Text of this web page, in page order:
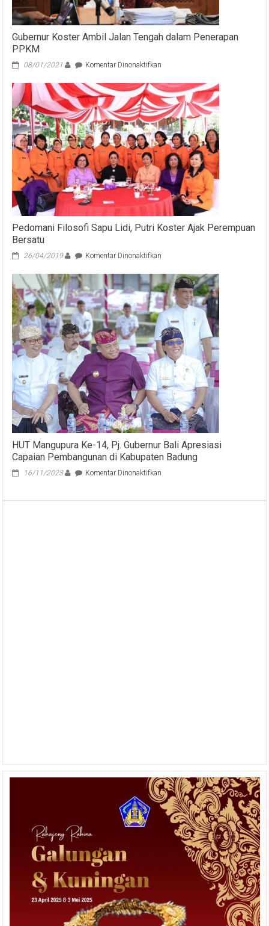
Gubernur Koster Ambil Jalan Tengah dalam Penerapan
PPKM
08/01/2021 Komentar Dinonaktifkan
Koster
Ambil
Jalan
Tengah
dalam
Penerapan
PPKM
Pedomani Filosofi Sapu Lidi, Putri Koster Ajak Perempuan
Bersatu
26/04/2019 Komentar Dinonaktifkan
Filosofi
Sapu
Lidi,
Putri
Koster
Ajak
Perempuan
Bersatu
HUT Mangupura Ke-14, Pj. Gubernur Bali Apresiasi
Capaian Pembangunan di Kabupaten Badung
16/11/2023 Komentar Dinonaktifkan